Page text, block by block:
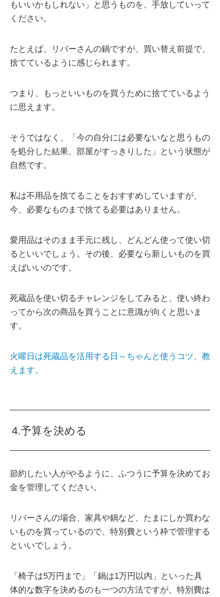
もいいかもしれない」と思うものを、手放していって
ください。
たとえば、リバーさんの鍋ですが、買い替え前提で、
捨てているように感じられます。
つまり、もっといいものを買うために捨てているよう
に思えます。
そうではなく、「今の自分には必要ないなと思うもの
を処分した結果、部屋がすっきりした」という状態が
自然です。
私は不用品を捨てることをおすすめしていますが、
今、必要なものまで捨てる必要はありません。
愛用品はそのまま手元に残し、どんどん使って使い切
るといいでしょう。その後、必要なら新しいものを買
えばいいのです。
死蔵品を使い切るチャレンジをしてみると、使い終わ
ってから次の商品を買うことに意識が向くと思いま
す。
火曜日は死蔵品を活用する日～ちゃんと使うコツ、教
えます。
4.予算を決める
節約したい人がやるように、ふつうに予算を決めてお
金を管理してください。
リバーさんの場合、家具や鍋など、たまにしか買わな
いものを買っているので、特別費という枠で管理する
といいでしょう。
「椅子は5万円まで」「鍋は1万円以内」といった具
体的な数字を決めるのも一つの方法ですが、特別費は